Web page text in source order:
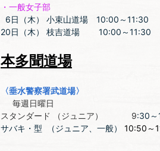
・一般女子部
6日（木） 小束山道場 10:00～11:30
20日（木） 枝吉道場 10:00～11:30
本多聞道場
〈垂水警察署武道場〉
毎週日曜日
スタンダード （ジュニア） 9:30
サバキ・型 （ジュニア、一般） 10:50～